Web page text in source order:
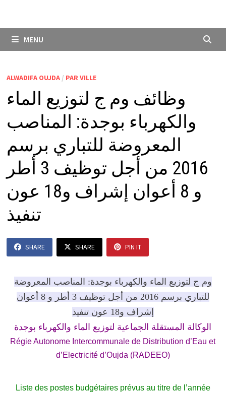
MENU
ALWADIFA OUJDA/ PAR VILLE
وظائف وم ج لتوزيع الماء
والكهرباء بوجدة: المناصب
المعروضة للتباري برسم
2016 من أجل توظيف 3 أطر
و 8 أعوان إشراف و18 عون
تنفيذ
SHARE SHARE PIN IT
وم ج لتوزيع الماء والكهرباء بوجدة: المناصب المعروضة
للتباري برسم 2016 من أجل توظيف 3 أطر و 8 أعوان
إشراف و18 عون تنفيذ
الوكالة المستقلة الجماعية لتوزيع الماء والكهرباء بوجدة
Régie Autonome Intercommunale de Distribution d’Eau et
d’Electricité d’Oujda (RADEEO)
Liste des postes budgétaires prévus au titre de l’année